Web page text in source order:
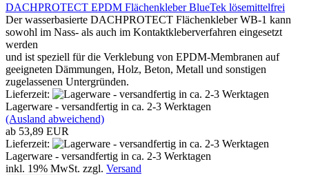
DACHPROTECT EPDM Flächenkleber BlueTek lösemittelfrei
Der wasserbasierte DACHPROTECT Flächenkleber WB-1 kann
sowohl im Nass- als auch im Kontaktkleberverfahren eingesetzt
werden
und ist speziell für die Verklebung von EPDM-Membranen auf
geeigneten Dämmungen, Holz, Beton, Metall und sonstigen
zugelassenen Untergründen.
Lieferzeit:
Lagerware - versandfertig in ca. 2-3 Werktagen
(Ausland abweichend)
ab 53,89 EUR
Lieferzeit:
Lagerware - versandfertig in ca. 2-3 Werktagen
inkl. 19% MwSt. zzgl. Versand